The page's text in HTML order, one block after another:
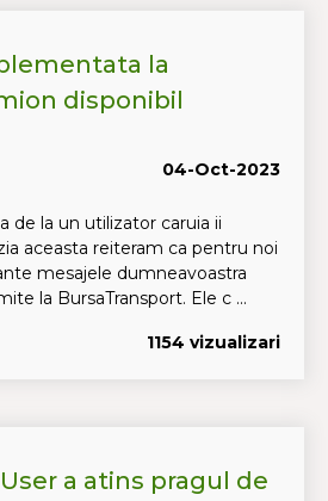
la
disponibil
04-Oct-2023
de la un utilizator caruia ii
aceasta reiteram ca pentru noi
mesajele dumneavoastra
la BursaTransport. Ele c ...
1154 vizualizari
a atins pragul de